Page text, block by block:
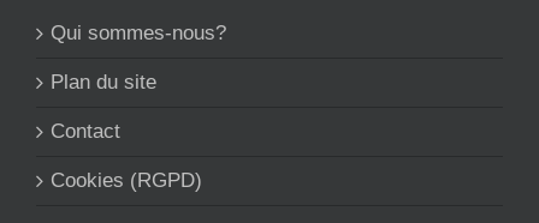
Qui sommes-nous?
Plan du site
Contact
Cookies (RGPD)